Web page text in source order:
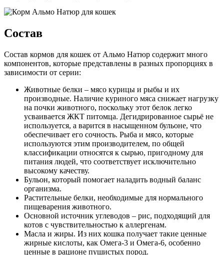
Состав
Состав кормов для кошек от Альмо Натюр содержит много
компонентов, которые представлены в разных пропорциях в
зависимости от серии:
Животные белки – мясо курицы и рыбы и их
производные. Наличие куриного мяса снижает нагрузку
на почки животного, поскольку этот белок легко
усваивается ЖКТ питомца. Дегидрированное сырьё не
используется, а варится в насыщенном бульоне, что
обеспечивает его сочность. Рыба и мясо, которые
используются этим производителем, по общей
классификации относятся к сырью, пригодному для
питания людей, что соответствует исключительно
высокому качеству.
Бульон, который помогает наладить водный баланс
организма.
Растительные белки, необходимые для нормального
пищеварения животного.
Основной источник углеводов – рис, подходящий для
котов с чувствительностью к аллергенам.
Масла и жиры. Из них кошка получает такие ценные
жирные кислоты, как Омега-3 и Омега-6, особенно
ценные в рационе пушистых пород.